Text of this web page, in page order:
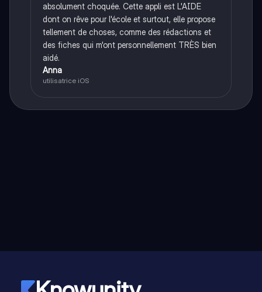
absolument choquée. Cette appli est L'AIDE
dont on rêve pour l'école et surtout, elle propose
tellement de choses, comme des rédactions et
des fiches qui m'ont personnellement TRÈS bien
aidé.
Anna
utilisatrice iOS